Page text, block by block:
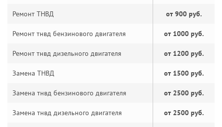
Ремонт ТНВД от 900 руб.
Ремонт тнвд бензинового двигателя от 1000 руб.
Ремонт тнвд дизельного двигателя от 1200 руб.
Замена ТНВД от 1500 руб.
Замена тнвд бензинового двигателя от 2500 руб.
Замена тнвд дизельного двигателя от 2500 руб.